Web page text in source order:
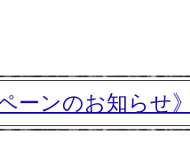
ーンのお知らせ》